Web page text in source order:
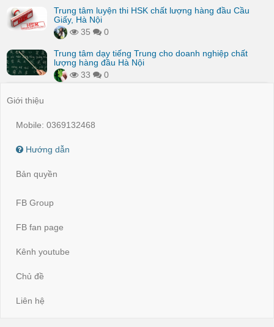
Trung tâm luyện thi HSK chất lượng hàng đầu Cầu
Giấy, Hà Nội
35
0
Trung tâm dạy tiếng Trung cho doanh nghiệp chất
lượng hàng đầu Hà Nội
33
0
Giới thiệu
Mobile: 0369132468
Hướng dẫn
Bản quyền
FB Group
FB fan page
Kênh youtube
Chủ đề
Liên hệ